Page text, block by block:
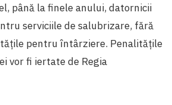
până la finele anului, datornicii
serviciile de salubrizare, fără
pentru întârziere. Penalitățile
vor fi iertate de Regia